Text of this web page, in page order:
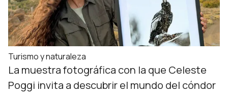
Turismo y naturaleza
La muestra fotográfica con la que Celeste
Poggi invita a descubrir el mundo del cóndor